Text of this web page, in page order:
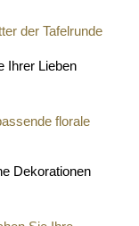
Ihrer Lieben
Dekorationen